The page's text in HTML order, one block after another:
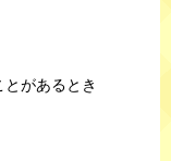
があるとき